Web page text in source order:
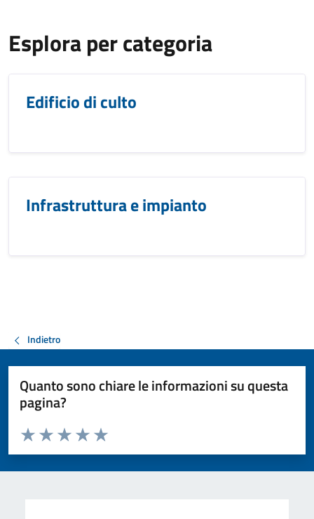
Esplora per categoria
Edificio di culto
Infrastruttura e impianto
Indietro
Quanto sono chiare le informazioni su questa
pagina?
Valuta da 1 a 5 stelle la pagina
Valuta 5 stelle su 5
Valuta 4 stelle su 5
Valuta 3 stelle su 5
Valuta 2 stelle su 5
Valuta 1 stelle su 5